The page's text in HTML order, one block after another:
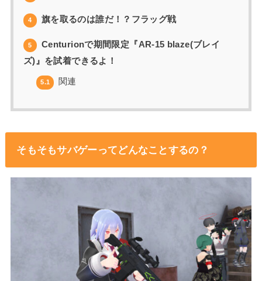
4 旗を取るのは誰だ！？フラッグ戦
5
Centurionで期間限定『AR-15 blaze(ブレイ
ズ)』を試着できるよ！
5.1 関連
そもそもサバゲーってどんなことするの？